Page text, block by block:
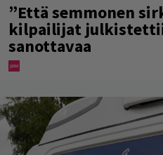
”Että semmonen
kilpailijat
sanottavaa